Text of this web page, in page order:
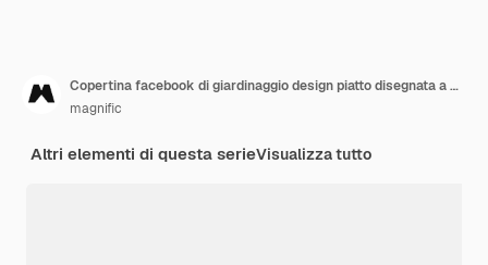
Copertina facebook di giardinaggio design piatto disegnata a mano
magnific
Altri elementi di questa serieVisualizza tutto